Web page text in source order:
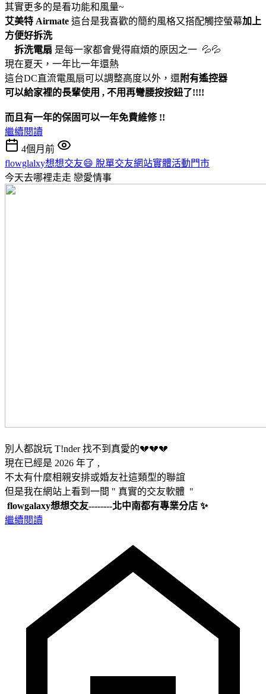
其實更多的是看功能和風量~
艾美特 Airmate 這台是我喜歡的簡約風格又搭配觸控螢幕加上
方便好拆洗
拆洗電扇 是每一家都會覺得麻煩的原因之一 💦💦
現在夏天，一年比一年還熱
這台DC直流電風扇可以調整高度以外，還附有遙控器
可以給家裡的長輩使用 , 不用再彎腰按按鈕了!!!!
而且有一年的保固可以一年免費維修 !!
繼續閱讀
4個月前
flowglalxy想想交友😄 脫單交友網站實體活動門市
今天去哪裡走走 戀愛情事
別人都說玩 T!nder 找不到真愛的💔💔💔
現在已經是 2026 年了 ,
不太有什麼相親安排或婚友社這類型的聯誼
但是我在網站上看到一間 " 真實的交友軟體 "
flowgalaxy想想交友--------北中南都有專業分店 ✨
繼續閱讀